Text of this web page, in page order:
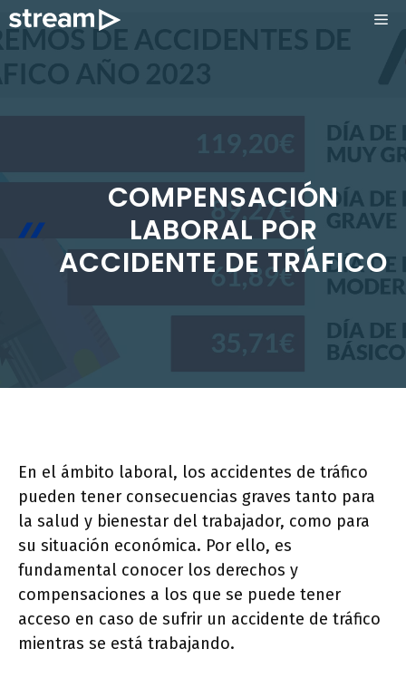
Saltar
COMPENSACIÓN
LABORAL POR
ACCIDENTE DE TRÁFICO
En el ámbito laboral, los accidentes de tráfico
pueden tener consecuencias graves tanto para
la salud y bienestar del trabajador, como para
su situación económica. Por ello, es
fundamental conocer los derechos y
compensaciones a los que se puede tener
acceso en caso de sufrir un accidente de tráfico
mientras se está trabajando.